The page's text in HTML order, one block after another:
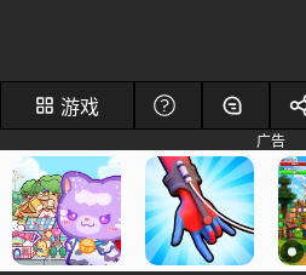
游戏
广告